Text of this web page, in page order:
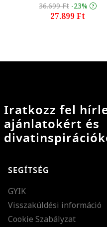
36.699 Ft -23%
27.899 Ft
Iratkozz fel
ajánlatokért és
SEGÍTSÉG
GYIK
Visszaküldési információ
Cookie Szabályzat